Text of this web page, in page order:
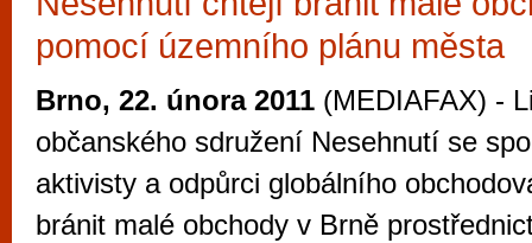
pomocí územního plánu města
Brno, 22. února 2011 (MEDIAFAX) -
občanského sdružení Nesehnutí se
aktivisty a odpůrci globálního
bránit malé obchody v Brně
Průvodce
Brně: Od
Brno je
zajímavé
restaurace,
Mimo jiné je ale také místem, kde si